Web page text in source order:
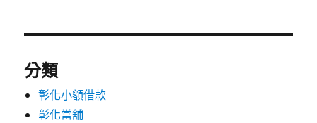
分類
彰化小額借款
彰化當舖